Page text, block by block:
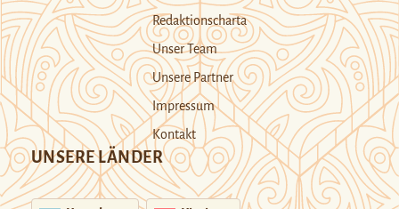
Redaktionscharta
Unser Team
Unsere Partner
Impressum
Kontakt
UNSERE LÄNDER